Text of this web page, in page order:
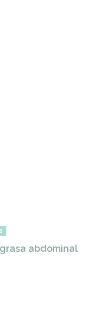
abdominal